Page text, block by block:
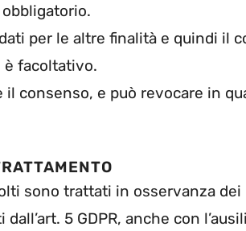
per le altre finalità e quindi il
facoltativo.
il consenso, e può revocare in
sono trattati in osservanza
5 GDPR, anche con